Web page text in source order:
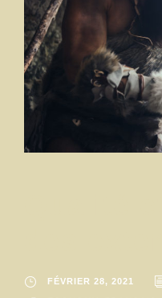
FÉVRIER 28, 2021